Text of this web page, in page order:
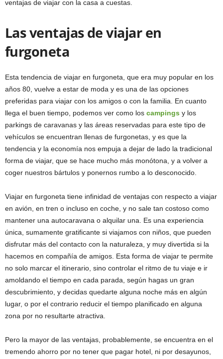
ventajas de viajar con la casa a cuestas.
Las ventajas de viajar en
furgoneta
Esta tendencia de viajar en furgoneta, que era muy popular en los
años 80, vuelve a estar de moda y es una de las opciones
preferidas para viajar con los amigos o con la familia. En cuanto
llega el buen tiempo, podemos ver como los campings y los
parkings de caravanas y las áreas reservadas para este tipo de
vehículos se encuentran llenas de furgonetas, y es que la
tendencia y la economía nos empuja a dejar de lado la tradicional
forma de viajar, que se hace mucho más monótona, y a volver a
coger nuestros bártulos y ponernos rumbo a lo desconocido.
Viajar en furgoneta tiene infinidad de ventajas con respecto a viajar
en avión, en tren o incluso en coche, y no sale tan costoso como
mantener una autocaravana o alquilar una. Es una experiencia
única, sumamente gratificante si viajamos con niños, que pueden
disfrutar más del contacto con la naturaleza, y muy divertida si la
hacemos en compañía de amigos. Esta forma de viajar te permite
no solo marcar el itinerario, sino controlar el ritmo de tu viaje e ir
amoldando el tiempo en cada parada, según hagas un gran
descubrimiento, y decidas quedarte alguna noche más en algún
lugar, o por el contrario reducir el tiempo planificado en alguna
zona por no resultarte atractiva.
Pero la mayor de las ventajas, probablemente, se encuentra en el
tremendo ahorro por no tener que pagar hotel, ni por desayunos,